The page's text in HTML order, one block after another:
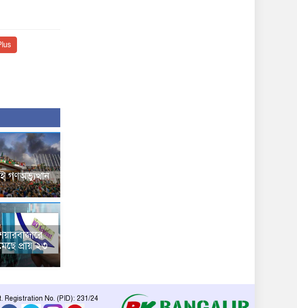
গণঅভ্যুত্থান
প্রায় ২৩
Registration No. (PID): 231/24